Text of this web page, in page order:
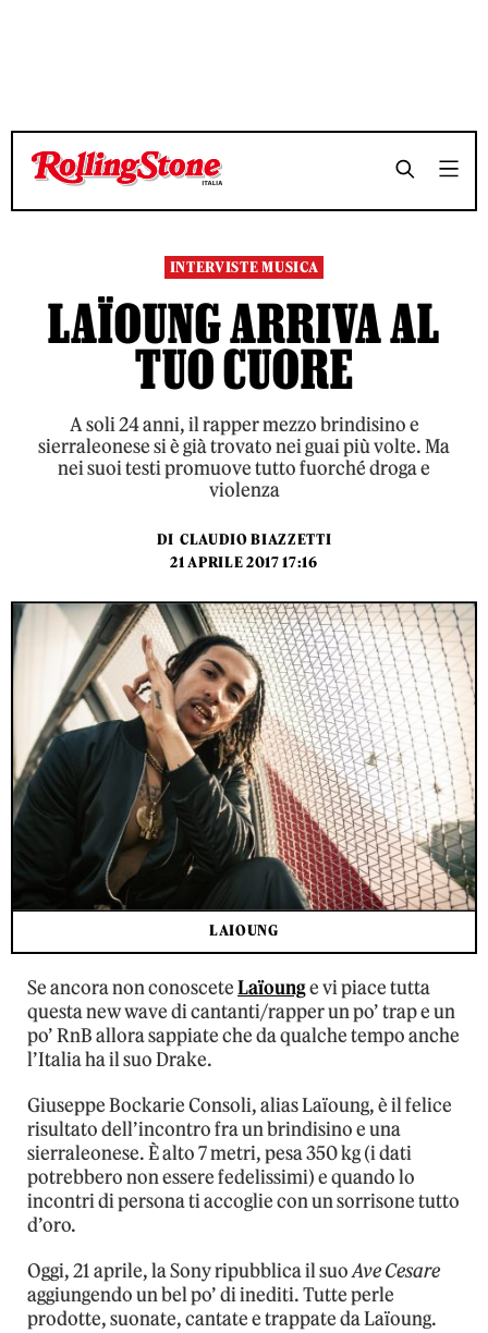
TEMPO DI LETTURA 15 MINUTI SHARE
TEMPO DI LETTURA 15 MINUTI SHARE
INTERVISTE MUSICA
LAÏOUNG ARRIVA AL
TUO CUORE
A soli 24 anni, il rapper mezzo brindisino e
sierraleonese si è già trovato nei guai più volte. Ma
nei suoi testi promuove tutto fuorché droga e
violenza
DI CLAUDIO BIAZZETTI
21 APRILE 2017 17:16
LAIOUNG
Se ancora non conosceteLaïounge vi piace tutta
questa new wave di cantanti/rapper un po’ trap e un
po’ RnB allora sappiate che da qualche tempo anche
l’Italia ha il suo Drake.
Giuseppe Bockarie Consoli, alias Laïoung, è il felice
risultato dell’incontro fra un brindisino e una
sierraleonese. È alto 7 metri, pesa 350 kg (i dati
potrebbero non essere fedelissimi) e quando lo
incontri di persona ti accoglie con un sorrisone tutto
d’oro.
Oggi, 21 aprile, la Sony ripubblica il suoAve Cesare
aggiungendo un bel po’ di inediti. Tutte perle
prodotte, suonate, cantate e trappate da Laïoung.